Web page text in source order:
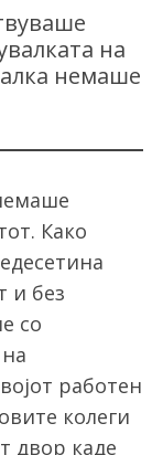
на
немаше
Како
и без
со
работен
колеги
двор каде